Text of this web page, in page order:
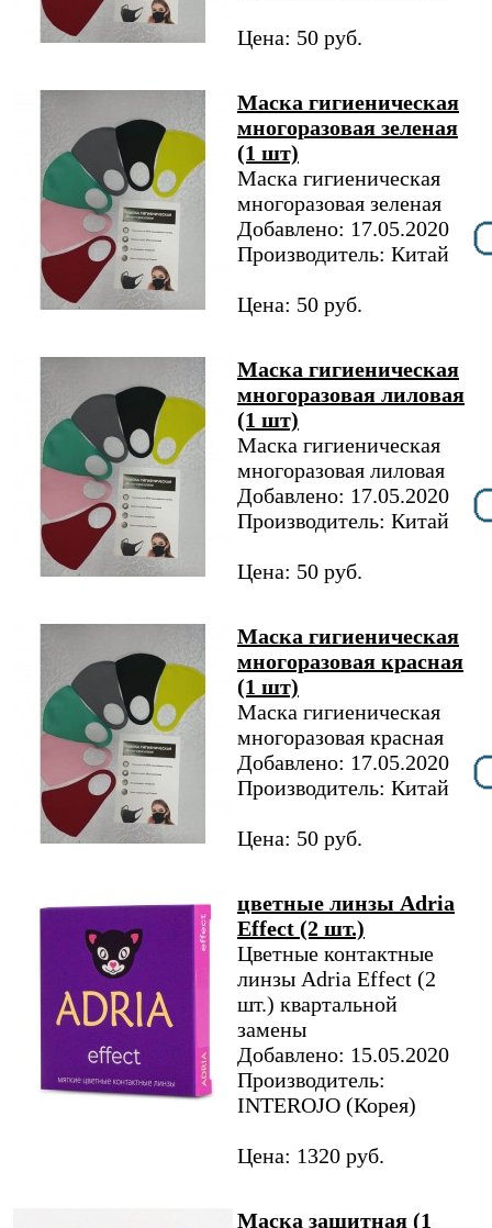
Цена: 50 руб.
Маска гигиеническая
многоразовая зеленая
(1 шт)
Маска гигиеническая
многоразовая зеленая
Добавлено: 17.05.2020
Производитель: Китай
Цена: 50 руб.
Маска гигиеническая
многоразовая лиловая
(1 шт)
Маска гигиеническая
многоразовая лиловая
Добавлено: 17.05.2020
Производитель: Китай
Цена: 50 руб.
Маска гигиеническая
многоразовая красная
(1 шт)
Маска гигиеническая
многоразовая красная
Добавлено: 17.05.2020
Производитель: Китай
Цена: 50 руб.
цветные линзы Adria
Effect (2 шт.)
Цветные контактные
линзы Adria Effect (2
шт.) квартальной
замены
Добавлено: 15.05.2020
Производитель:
INTEROJO (Корея)
Цена: 1320 руб.
Маска защитная (1